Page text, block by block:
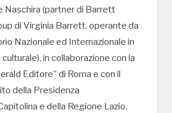
Naschira (partner di Barrett
di Virginia Barrett, operante da
Nazionale ed Internazionale in
in collaborazione con la
Editore” di Roma e con il
della Presidenza
e della Regione Lazio.